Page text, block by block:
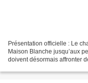
Présentation officielle : Le
Maison Blanche jusqu’aux
doivent désormais affronter